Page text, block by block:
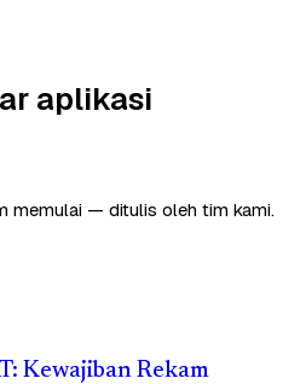
aplikasi
memulai — ditulis oleh tim kami.
Kewajiban Rekam